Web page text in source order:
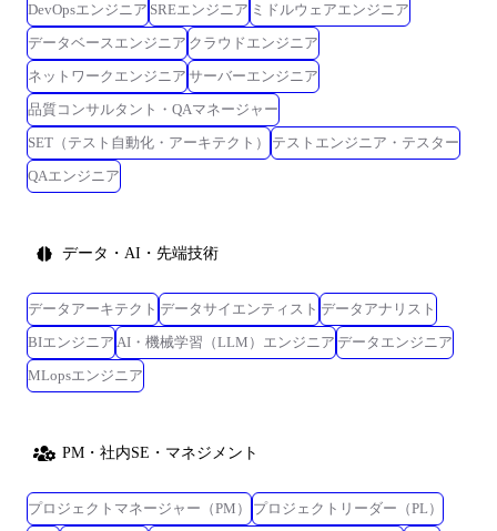
DevOpsエンジニア SREエンジニア ミドルウェアエンジニア
データベースエンジニア クラウドエンジニア
ネットワークエンジニア サーバーエンジニア
品質コンサルタント・QAマネージャー
SET（テスト自動化・アーキテクト）
テストエンジニア・テスター
QAエンジニア
データ・AI・先端技術
データアーキテクト データサイエンティスト データアナリスト
BIエンジニア AI・機械学習（LLM）エンジニア データエンジニア
MLopsエンジニア
PM・社内SE・マネジメント
プロジェクトマネージャー（PM）
プロジェクトリーダー（PL）